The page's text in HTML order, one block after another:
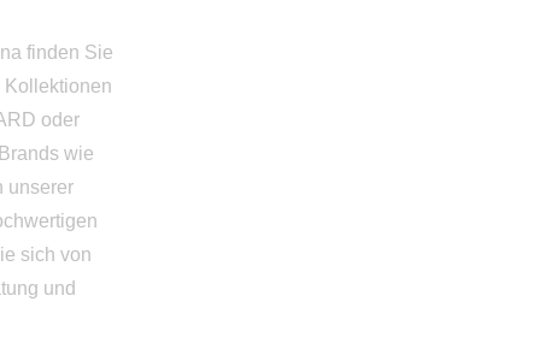
finden Sie
Kollektionen
oder
wie
unserer
sich von
und